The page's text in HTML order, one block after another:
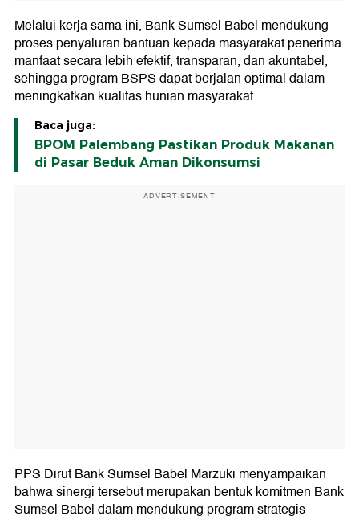
Melalui kerja sama ini, Bank Sumsel Babel mendukung
proses penyaluran bantuan kepada masyarakat penerima
manfaat secara lebih efektif, transparan, dan akuntabel,
sehingga program BSPS dapat berjalan optimal dalam
meningkatkan kualitas hunian masyarakat.
Baca juga:
BPOM Palembang Pastikan Produk Makanan
di Pasar Beduk Aman Dikonsumsi
ADVERTISEMENT
PPS Dirut Bank Sumsel Babel Marzuki menyampaikan
bahwa sinergi tersebut merupakan bentuk komitmen Bank
Sumsel Babel dalam mendukung program strategis